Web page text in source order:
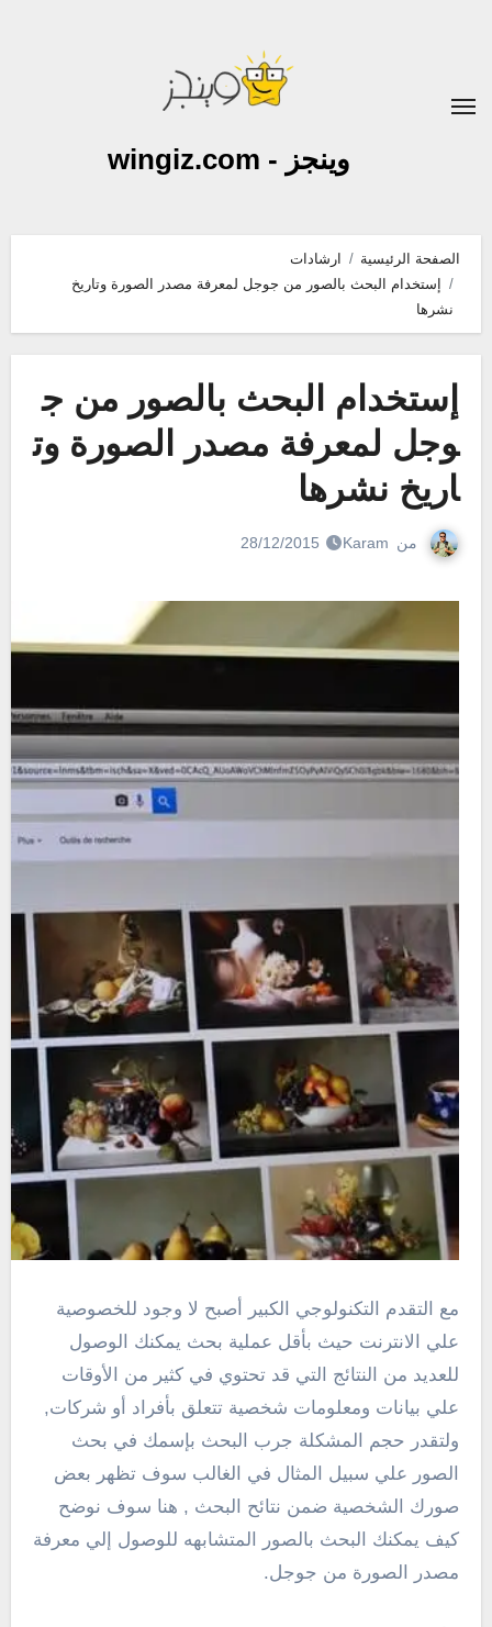
وينجز - wingiz.com
الصفحة الرئيسية
ارشادات
إستخدام البحث بالصور من جوجل لمعرفة مصدر الصورة وتاريخ
نشرها
إستخدام البحث بالصور من ج
وجل لمعرفة مصدر الصورة وت
اريخ نشرها
من Karam
28/12/2015
مع التقدم التكنولوجي الكبير أصبح لا وجود للخصوصية
علي الانترنت حيث بأقل عملية بحث يمكنك الوصول
للعديد من النتائج التي قد تحتوي في كثير من الأوقات
علي بيانات ومعلومات شخصية تتعلق بأفراد أو شركات,
ولتقدر حجم المشكلة جرب البحث بإسمك في بحث
الصور علي سبيل المثال في الغالب سوف تظهر بعض
صورك الشخصية ضمن نتائح البحث , هنا سوف نوضح
كيف يمكنك البحث بالصور المتشابهه للوصول إلي معرفة
مصدر الصورة من جوجل.